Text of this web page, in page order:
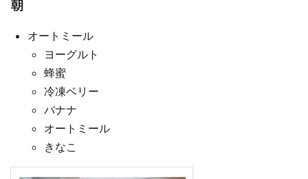
朝
オートミール
ヨーグルト
蜂蜜
冷凍ベリー
バナナ
オートミール
きなこ